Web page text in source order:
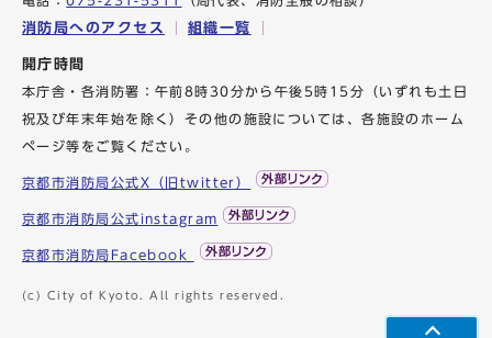
消防局へのアクセス 組織一覧
開庁時間
本庁舎・各消防署：午前8時30分から午後5時15分（いずれも土日
祝及び年末年始を除く）その他の施設については、各施設のホーム
ページ等をご覧ください。
京都市消防局公式X（旧twitter）
京都市消防局公式instagram
京都市消防局Facebook
(c) City of Kyoto. All rights reserved.